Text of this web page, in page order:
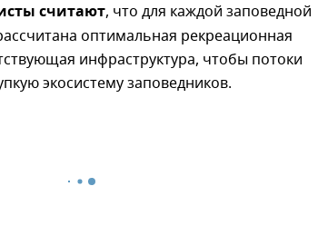
считают, что для каждой заповедной
оптимальная рекреационная
инфраструктура, чтобы потоки
экосистему заповедников.